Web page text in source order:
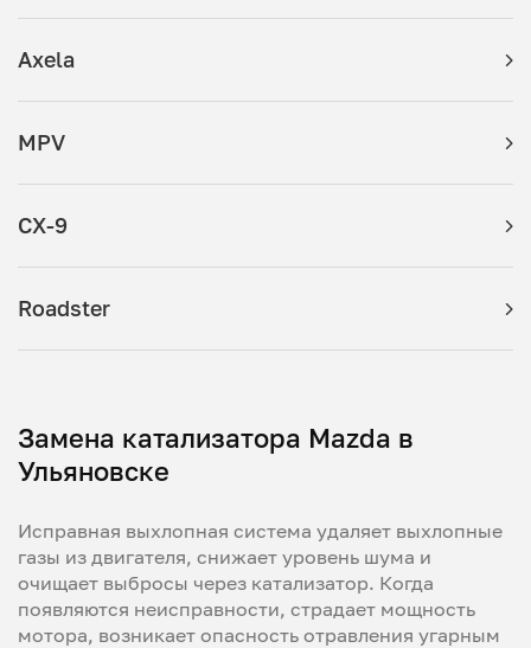
Axela
MPV
CX-9
Roadster
Замена катализатора Mazda в
Ульяновске
Исправная выхлопная система удаляет выхлопные
газы из двигателя, снижает уровень шума и
очищает выбросы через катализатор. Когда
появляются неисправности, страдает мощность
мотора, возникает опасность отравления угарным